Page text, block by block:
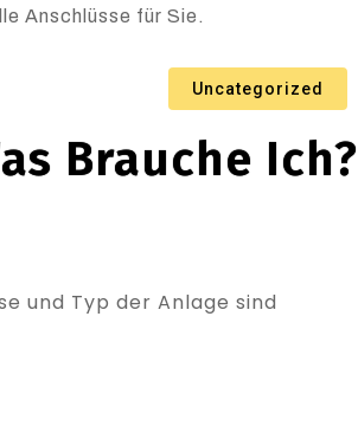
Anschlüsse für Sie.
Uncategorized
Brauche Ich?
und Typ der Anlage sind